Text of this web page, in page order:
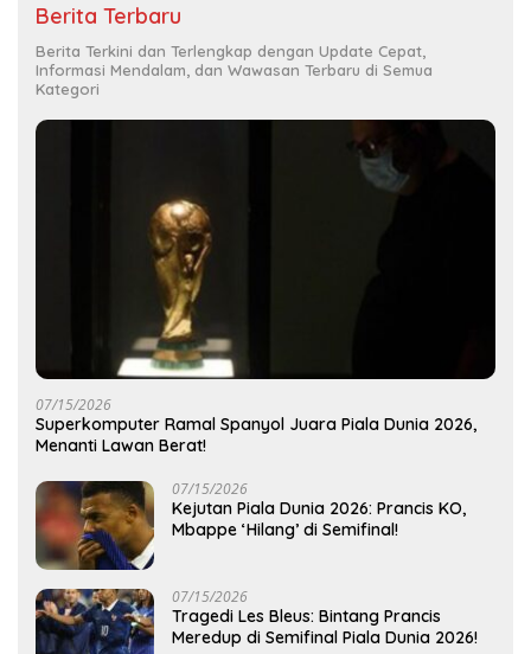
Berita Terbaru
Berita Terkini dan Terlengkap dengan Update Cepat,
Informasi Mendalam, dan Wawasan Terbaru di Semua
Kategori
07/15/2026
Superkomputer Ramal Spanyol Juara Piala Dunia 2026,
Menanti Lawan Berat!
07/15/2026
Kejutan Piala Dunia 2026: Prancis KO,
Mbappe ‘Hilang’ di Semifinal!
07/15/2026
Tragedi Les Bleus: Bintang Prancis
Meredup di Semifinal Piala Dunia 2026!